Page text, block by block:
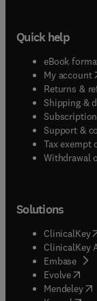
Quick help
eBook
My account(
Returns &
Shipping &
Support &
Tax exempt
Withdrawal
Solutions
ClinicalKey(
ClinicalKey
Embase(
Evolve(
Mendeley(